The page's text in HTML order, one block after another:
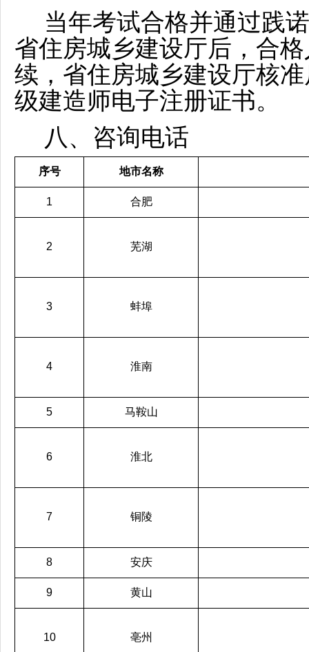
当年考试合格并通过践
省住房城乡建设厅后，合
续，省住房城乡建设厅核
级建造师电子注册证书。
八、咨询电话
序号 地市名称
1 合肥
2 芜湖
3 蚌埠
4 淮南
5 马鞍山
6 淮北
7 铜陵
8 安庆
9 黄山
10 亳州